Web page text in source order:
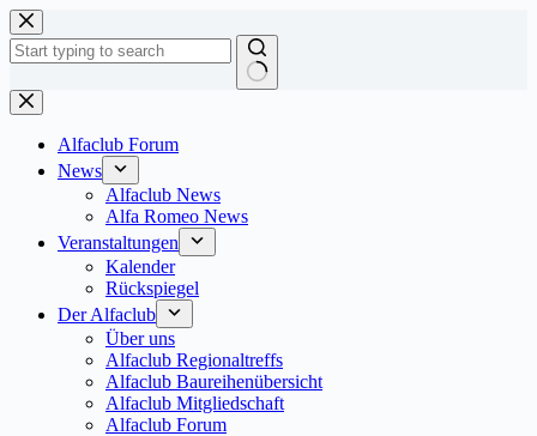
Zum
Inhalt
springen
Keine
Ergebnisse
Alfaclub Forum
News
Alfaclub News
Alfa Romeo News
Veranstaltungen
Kalender
Rückspiegel
Der Alfaclub
Über uns
Alfaclub Regionaltreffs
Alfaclub Baureihenübersicht
Alfaclub Mitgliedschaft
Alfaclub Forum